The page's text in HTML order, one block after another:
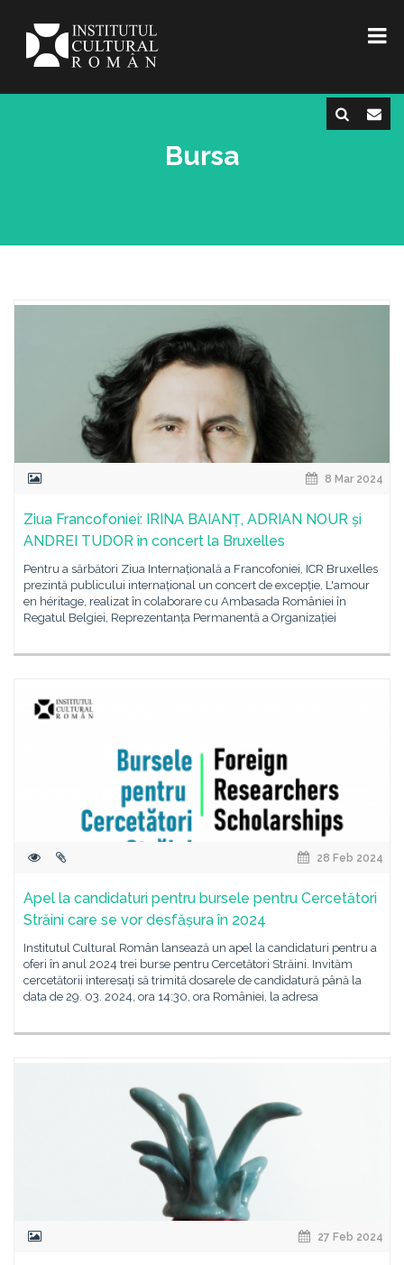
Bursa
8 Mar 2024
Ziua Francofoniei: IRINA BAIANȚ, ADRIAN NOUR și
ANDREI TUDOR în concert la Bruxelles
Pentru a sărbători Ziua Internațională a Francofoniei, ICR Bruxelles
prezintă publicului internațional un concert de excepție, L'amour
en héritage, realizat în colaborare cu Ambasada României în
Regatul Belgiei, Reprezentanța Permanentă a Organizației
28 Feb 2024
Apel la candidaturi pentru bursele pentru Cercetători
Străini care se vor desfășura în 2024
Institutul Cultural Român lansează un apel la candidaturi pentru a
oferi în anul 2024 trei burse pentru Cercetători Străini. Invităm
cercetătorii interesați să trimită dosarele de candidatură până la
data de 29. 03. 2024, ora 14:30, ora României, la adresa
27 Feb 2024